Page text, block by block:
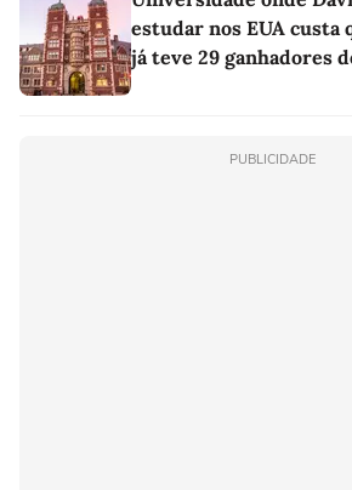
estudar nos EUA custa
já teve 29 ganhadores
PUBLICIDADE